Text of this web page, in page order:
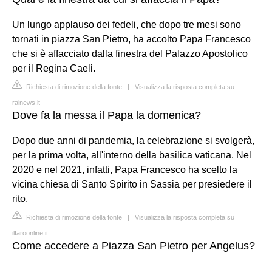
Un lungo applauso dei fedeli, che dopo tre mesi sono
tornati in piazza San Pietro, ha accolto Papa Francesco
che si è affacciato dalla finestra del Palazzo Apostolico
per il Regina Caeli.
Richiesta di rimozione della fonte | Visualizza la risposta completa su
rainews.it
Dove fa la messa il Papa la domenica?
Dopo due anni di pandemia, la celebrazione si svolgerà,
per la prima volta, all'interno della basilica vaticana. Nel
2020 e nel 2021, infatti, Papa Francesco ha scelto la
vicina chiesa di Santo Spirito in Sassia per presiedere il
rito.
Richiesta di rimozione della fonte | Visualizza la risposta completa su
ilfaroonline.it
Come accedere a Piazza San Pietro per Angelus?